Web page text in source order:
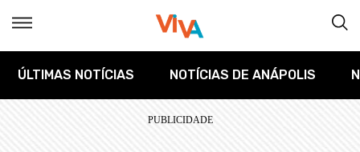
ÚLTIMAS NOTÍCIAS NOTÍCIAS DE ANÁPOLIS